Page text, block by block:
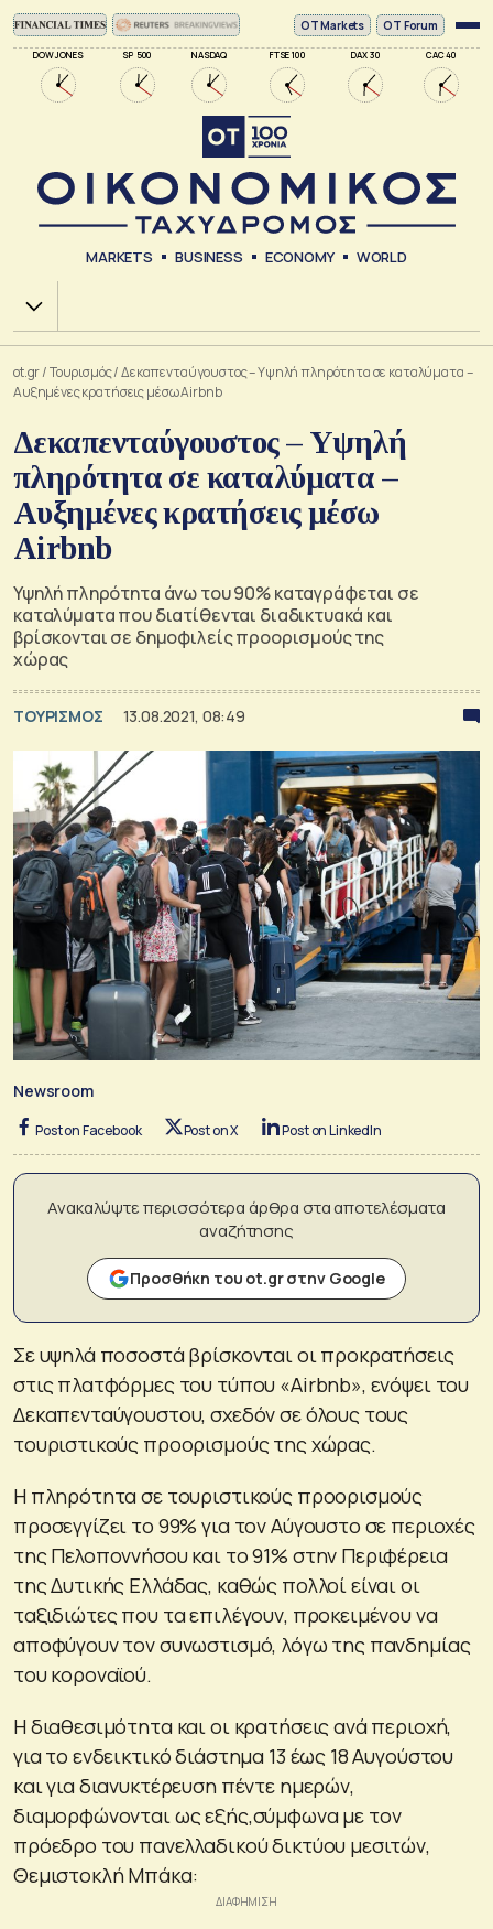
DOW JONES SP 500 NASDAQ FTSE 100 DAX 30 CAC 40
ΟΤ Markets OT Forum
MARKETS BUSINESS ECONOMY WORLD
Χ.Α.
ot.gr/Τουρισμός/Δεκαπενταύγουστος – Υψηλή πληρότητα σε καταλύματα –
Αυξημένες κρατήσεις μέσω Airbnb
Δεκαπενταύγουστος – Υψηλή
πληρότητα σε καταλύματα –
Αυξημένες κρατήσεις μέσω
Airbnb
Υψηλή πληρότητα άνω του 90% καταγράφεται σε
καταλύματα που διατίθενται διαδικτυακά και
βρίσκονται σε δημοφιλείς προορισμούς της
χώρας
ΤΟΥΡΙΣΜΟΣ 13.08.2021, 08:49
Newsroom
Post on Facebook Post on X Post on LinkedIn
Ανακαλύψτε περισσότερα άρθρα στα αποτελέσματα
αναζήτησης
Προσθήκη του ot.gr στην Google
Σε υψηλά ποσοστά βρίσκονται οι προκρατήσεις
στις πλατφόρμες του τύπου «Airbnb», ενόψει του
Δεκαπενταύγουστου, σχεδόν σε όλους τους
τουριστικούς προορισμούς της χώρας.
Η πληρότητα σε τουριστικούς προορισμούς
προσεγγίζει το 99% για τον Αύγουστο σε περιοχές
της Πελοποννήσου και το 91% στην Περιφέρεια
της Δυτικής Ελλάδας, καθώς πολλοί είναι οι
ταξιδιώτες που τα επιλέγουν, προκειμένου να
αποφύγουν τον συνωστισμό, λόγω της πανδημίας
του κοροναϊού.
Η διαθεσιμότητα και οι κρατήσεις ανά περιοχή,
για το ενδεικτικό διάστημα 13 έως 18 Αυγούστου
και για διανυκτέρευση πέντε ημερών,
διαμορφώνονται ως εξής,σύμφωνα με τον
πρόεδρο του πανελλαδικού δικτύου μεσιτών,
Θεμιστοκλή Μπάκα: